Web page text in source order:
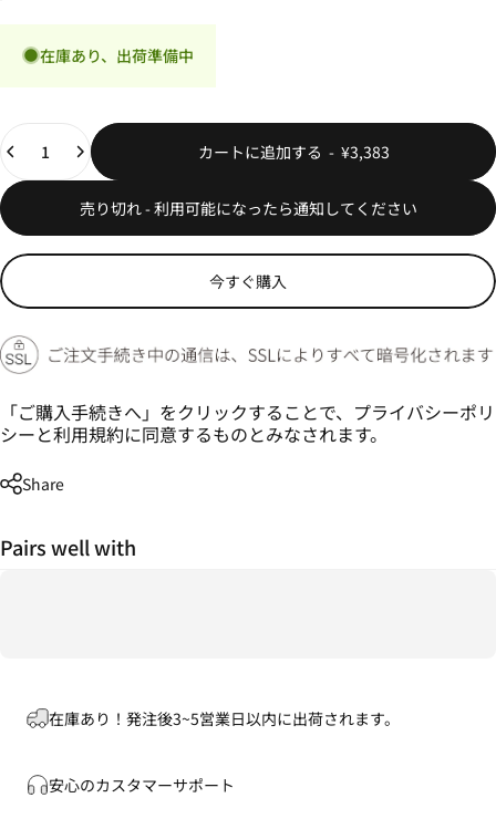
在庫あり、出荷準備中
カートに追加する - ¥3,383
売り切れ - 利用可能になったら通知してください
今すぐ購入
「ご購入手続きへ」をクリックすることで、 プライバシーポリ
シーと利用規約に同意するものとみなされます。
Share
Pairs well with
在庫あり！発注後3~5営業日以内に出荷されます。
安心のカスタマーサポート